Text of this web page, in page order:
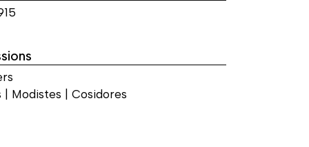
| Modistes | Cosidores